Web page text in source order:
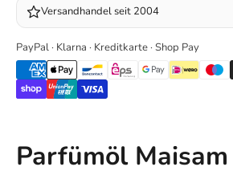
Versandhandel seit 2004
PayPal · Klarna · Kreditkarte · Shop Pay
Parfümöl